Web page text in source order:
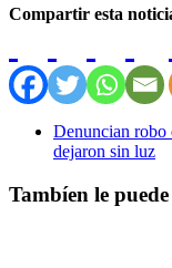
Compartir esta
Denuncian robo
dejaron sin luz
Tambíen le